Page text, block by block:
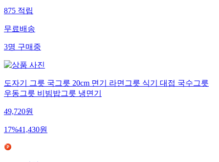
875적립
무료배송
3명구매중
도자기 그릇 국그릇 20cm 면기 라면그릇 식기 대접 국수그릇
우동그릇 비빔밥그릇 냉면기
49,720원
17%41,430원